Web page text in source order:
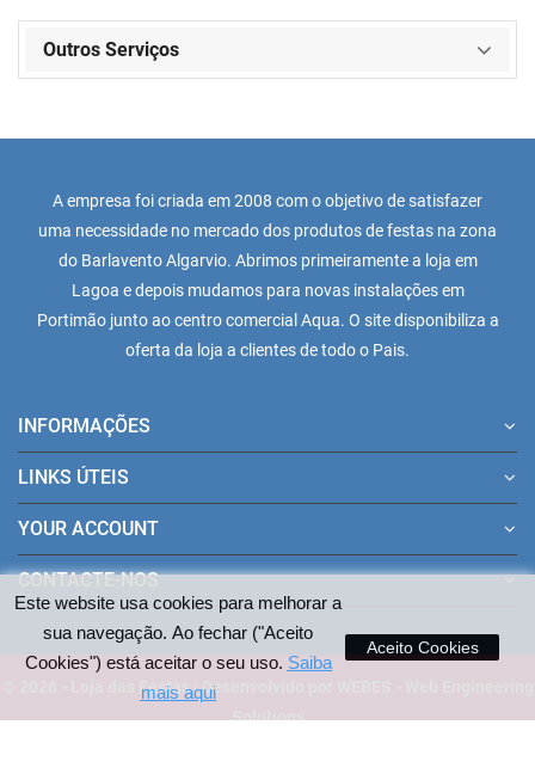
Este website usa cookies para melhorar a
sua navegação. Ao fechar ("Aceito
Cookies") está aceitar o seu uso. Saiba
mais aqui
Aceito Cookies
Outros Serviços
A empresa foi criada em 2008 com o objetivo de satisfazer
uma necessidade no mercado dos produtos de festas na zona
do Barlavento Algarvio. Abrimos primeiramente a loja em
Lagoa e depois mudamos para novas instalações em
Portimão junto ao centro comercial Aqua. O site disponibiliza a
oferta da loja a clientes de todo o Pais.
INFORMAÇÕES
LINKS ÚTEIS
YOUR ACCOUNT
CONTACTE-NOS
© 2026 - Loja das Festas | Desenvolvido por WEBES - Web Engineering
Solutions